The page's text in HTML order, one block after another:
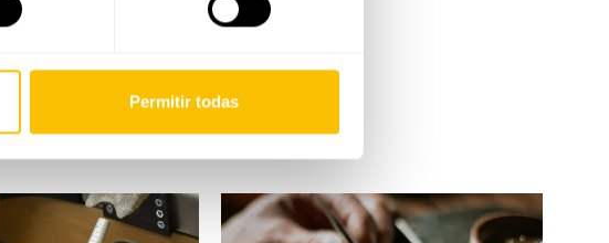
Permitir todas
Guía
Servicio
integral